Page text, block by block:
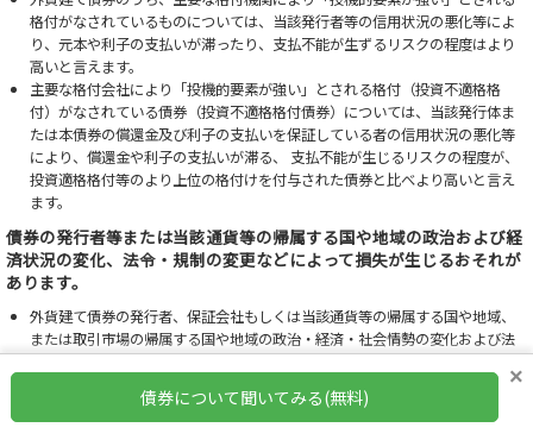
格付がなされているものについては、当該発行者等の信用状況の悪化等によ
り、元本や利子の支払いが滞ったり、支払不能が生ずるリスクの程度はより
高いと言えます。
主要な格付会社により「投機的要素が強い」とされる格付（投資不適格格
付）がなされている債券（投資不適格格付債券）については、当該発行体ま
たは本債券の償還金及び利子の支払いを保証している者の信用状況の悪化等
により、償還金や利子の支払いが滞る、 支払不能が生じるリスクの程度が、
投資適格格付等のより上位の格付けを付与された債券と比べより高いと言え
ます。
債券の発行者等または当該通貨等の帰属する国や地域の政治および経
済状況の変化、法令・規制の変更などによって損失が生じるおそれが
あります。
外貨建て債券の発行者、保証会社もしくは当該通貨等の帰属する国や地域、
または取引市場の帰属する国や地域の政治・経済・社会情勢の変化および法
令・規制等の変更やそれらに関する外部評価の変化、天変地異等により、外
貨建て債券の価格が変動することによって損失が生じるおそれや、売買や受
渡が制限される、あるいは不能になるおそれがあります。また、通貨不安等
により大幅な為替変動が起こり、円貨への交換が制限される、あるいはでき
×
債券について聞いてみる(無料)